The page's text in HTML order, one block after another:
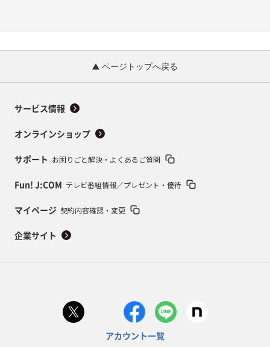
ページトップへ戻る
サービス情報
オンラインショップ
サポート お困りごと解決・よくあるご質問
Fun! J:COM テレビ番組情報／プレゼント・優待
マイページ 契約内容確認・変更
企業サイト
アカウント一覧